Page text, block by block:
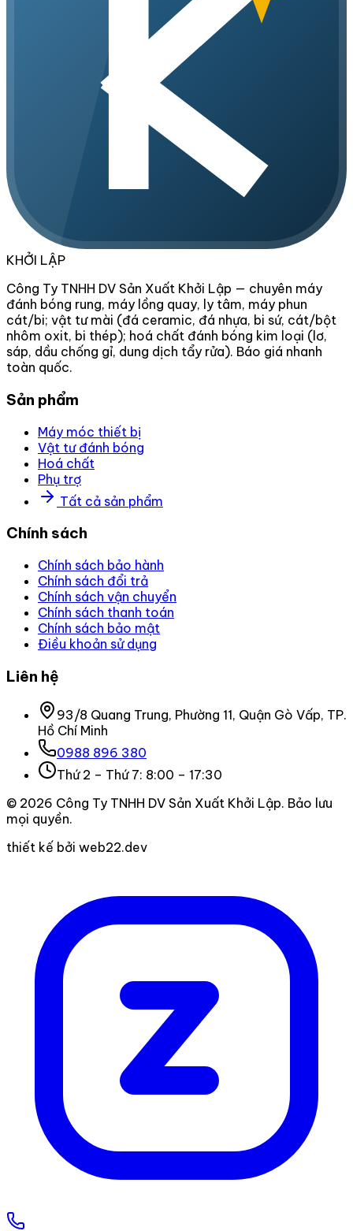
KHỞI LẬP
Công Ty TNHH DV Sản Xuất Khởi Lập — chuyên máy
đánh bóng rung, máy lồng quay, ly tâm, máy phun
cát/bi; vật tư mài (đá ceramic, đá nhựa, bi sứ, cát/bột
nhôm oxit, bi thép); hoá chất đánh bóng kim loại (lơ,
sáp, dầu chống gỉ, dung dịch tẩy rửa). Báo giá nhanh
toàn quốc.
Sản phẩm
Máy móc thiết bị
Vật tư đánh bóng
Hoá chất
Phụ trợ
Tất cả sản phẩm
Chính sách
Chính sách bảo hành
Chính sách đổi trả
Chính sách vận chuyển
Chính sách thanh toán
Chính sách bảo mật
Điều khoản sử dụng
Liên hệ
93/8 Quang Trung, Phường 11, Quận Gò Vấp, TP.
Hồ Chí Minh
0988 896 380
Thứ 2 – Thứ 7: 8:00 – 17:30
© 2026 Công Ty TNHH DV Sản Xuất Khởi Lập. Bảo lưu
mọi quyền.
thiết kế bởi web22.dev